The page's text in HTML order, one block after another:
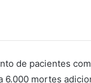
de pacientes
6.000 mortes